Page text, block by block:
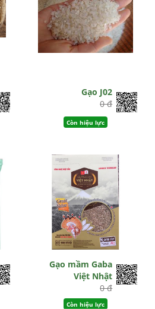
Gạo J02
0 đ
Còn hiệu lực
Gạo mầm Gaba
Việt Nhật
0 đ
Còn hiệu lực